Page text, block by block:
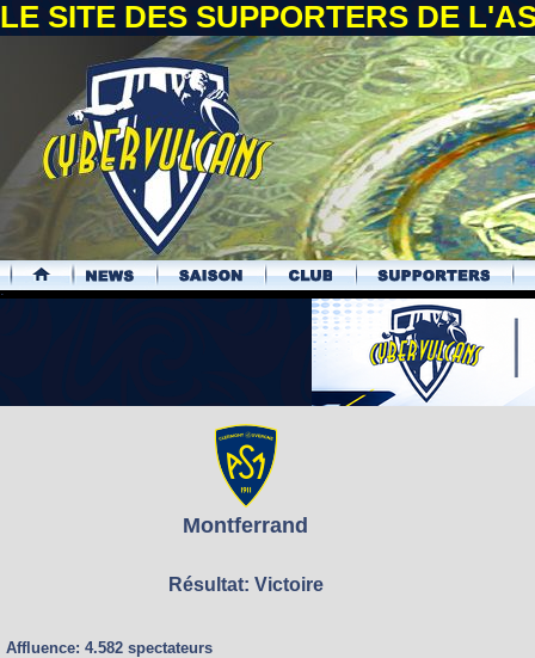
LE SITE DES SUPPORTERS DE
.
Montferrand
Résultat: Victoire
Affluence: 4.582 spectateurs